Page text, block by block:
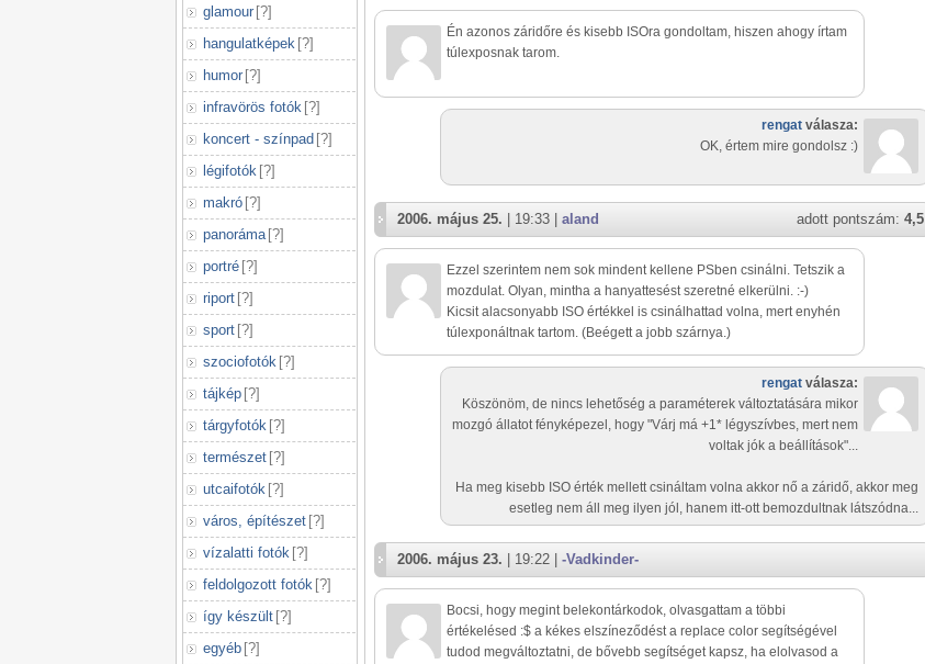
glamour [?]
hangulatképek [?]
humor [?]
infravörös fotók [?]
koncert - színpad [?]
légifotók [?]
makró [?]
panoráma [?]
portré [?]
riport [?]
sport [?]
szociofotók [?]
tájkép [?]
tárgyfotók [?]
természet [?]
utcaifotók [?]
város, építészet [?]
vízalatti fotók [?]
feldolgozott fotók [?]
így készült [?]
egyéb [?]
Én azonos záridőre és kisebb ISOra gondoltam, hiszen ahogy írtam
túlexposnak tarom.
rengat válasza:
OK, értem mire gondolsz :)
adott pontszám: 4,5
2006. május 25. | 19:33 | aland
Ezzel szerintem nem sok mindent kellene PSben csinálni. Tetszik a
mozdulat. Olyan, mintha a hanyattesést szeretné elkerülni. :-)
Kicsit alacsonyabb ISO értékkel is csinálhattad volna, mert enyhén
túlexponáltnak tartom. (Beégett a jobb szárnya.)
rengat válasza:
Köszönöm, de nincs lehetőség a paraméterek változtatására mikor
mozgó állatot fényképezel, hogy "Várj má +1* légyszívbes, mert nem
voltak jók a beállítások"...
Ha meg kisebb ISO érték mellett csináltam volna akkor nő a záridő, akkor meg
esetleg nem áll meg ilyen jól, hanem itt-ott bemozdultnak látszódna...
2006. május 23. | 19:22 | -Vadkinder-
Bocsi, hogy megint belekontárkodok, olvasgattam a többi
értékelésed :$ a kékes elszíneződést a replace color segítségével
tudod megváltoztatni, de bővebb segítséget kapsz, ha elolvasod a